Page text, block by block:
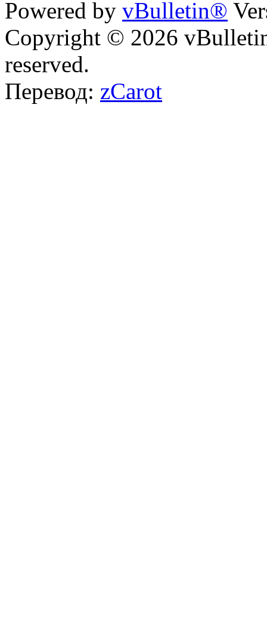
Powered by vBulletin®
Copyright © 2026
reserved.
Перевод: zCarot